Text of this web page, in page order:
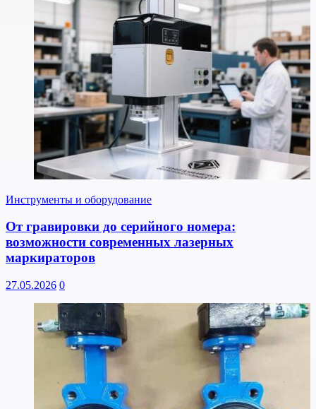
Инструменты и оборудование
От гравировки до серийного номера:
возможности современных лазерных
маркираторов
27.05.2026 0